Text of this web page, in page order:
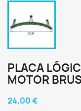
PLACA
MOTOR
24,00 €